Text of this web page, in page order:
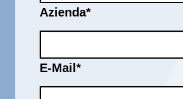
Azienda*
E-Mail *